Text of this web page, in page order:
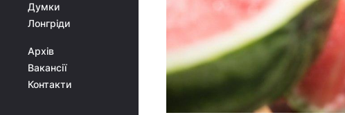
Думки
Лонгріди
Архів
Вакансії
Контакти